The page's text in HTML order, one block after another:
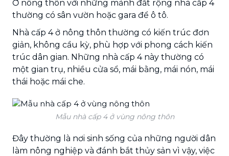
Ở nông thôn với những mảnh đất rộng nhà cấp 4
thường có sân vườn hoặc gara để ô tô.
Nhà cấp 4 ở nông thôn thường có kiến trúc đơn
giản, không cầu kỳ, phù hợp với phong cách kiến
trúc dân gian. Những nhà cấp 4 này thường có
một gian trụ, nhiều cửa sổ, mái bằng, mái nón, mái
thái hoặc mái che.
Mẫu nhà cấp 4 ở vùng nông thôn
Đây thường là nơi sinh sống của những người dân
làm nông nghiệp và đánh bắt thủy sản vì vậy, việc